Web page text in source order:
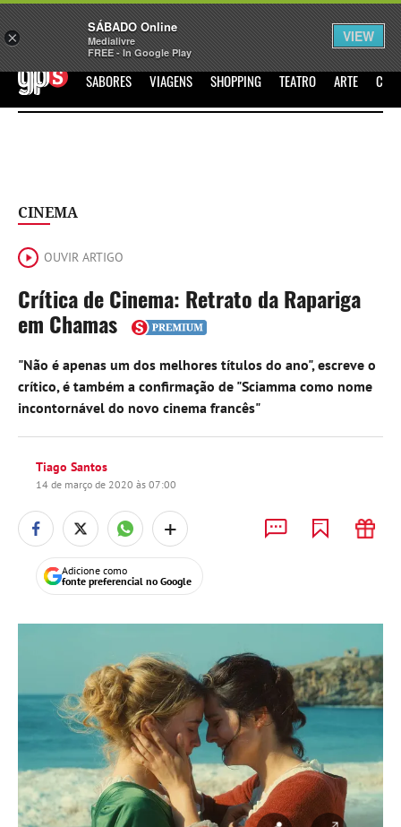
Sábado Assine Iniciar Sessão
GPS SABORES VIAGENS SHOPPING TEATRO ARTE
CINEMA
OUVIR ARTIGO
Crítica de Cinema: Retrato da Rapariga
em Chamas
"Não é apenas um dos melhores títulos do ano", escreve o
crítico, é também a confirmação de "Sciamma como nome
incontornável do novo cinema francês"
Tiago Santos
14 de março de 2020 às 07:00
+
Adicione como
fonte preferencial no Google
×
SÁBADO Online
Medialivre
FREE - In Google Play
VIEW